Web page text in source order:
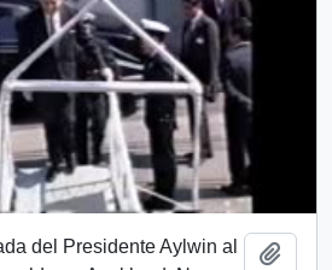
del Presidente Aylwin al